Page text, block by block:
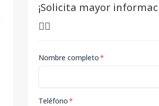
¡Solicita mayor
👇🏽
Nombre completo*
Teléfono*